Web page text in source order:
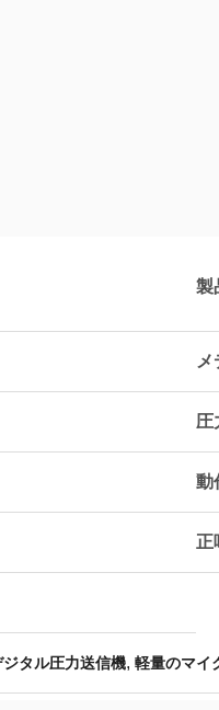
製
メ
圧
動
正
ジタル圧力送信機, 軽量のマイ